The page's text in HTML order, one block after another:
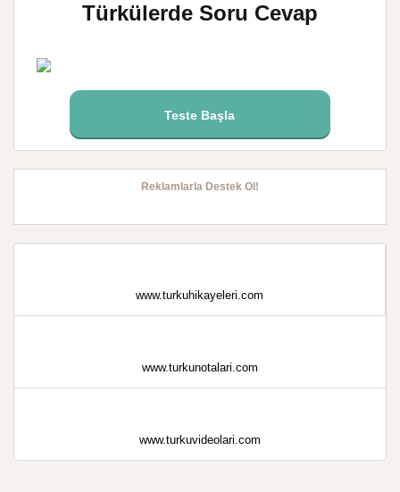
Türkülerde Soru Cevap
Teste Başla
Reklamlarla Destek Ol!
www.turkuhikayeleri.com
www.turkunotalari.com
www.turkuvideolari.com